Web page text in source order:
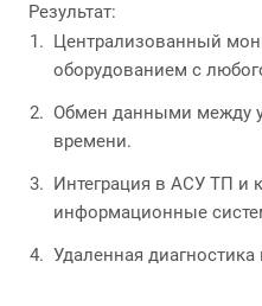
Результат:
Централизованный
оборудованием с
Обмен данными между
времени.
Интеграция в АСУ ТП и
информационные
Удаленная